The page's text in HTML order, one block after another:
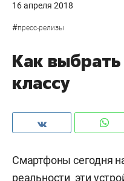
16 апреля 2018
#пресс-релизы
Как
классу
Смартфоны сегодня
реальности эти